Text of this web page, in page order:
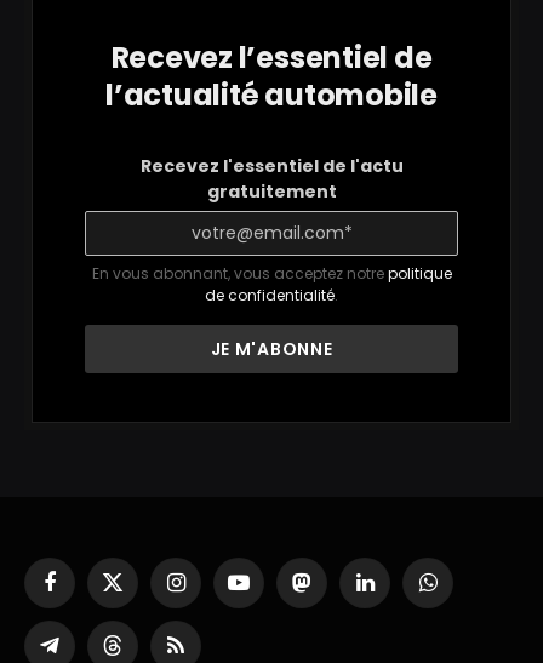
Recevez l’essentiel de
l’actualité automobile
Recevez l'essentiel de l'actu
gratuitement
En vous abonnant, vous acceptez notrepolitique
de confidentialité.
Facebook
X
(Twitter)
InstagramYouTubeMastodonLinkedInWhatsApp
PartagerThreadsRSS